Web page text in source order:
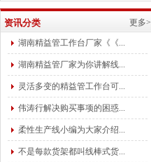
资讯分类 更多>
湖南精益管工作台厂家《《...
湖南精益管厂家为你讲解线...
灵活多变的精益管工作台可...
伟涛行解决购买事项的困惑...
柔性生产线小编为大家介绍...
不是每款货架都叫线棒式货...